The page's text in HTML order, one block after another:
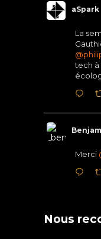
aSpark
La
tech à
Merci
Nous